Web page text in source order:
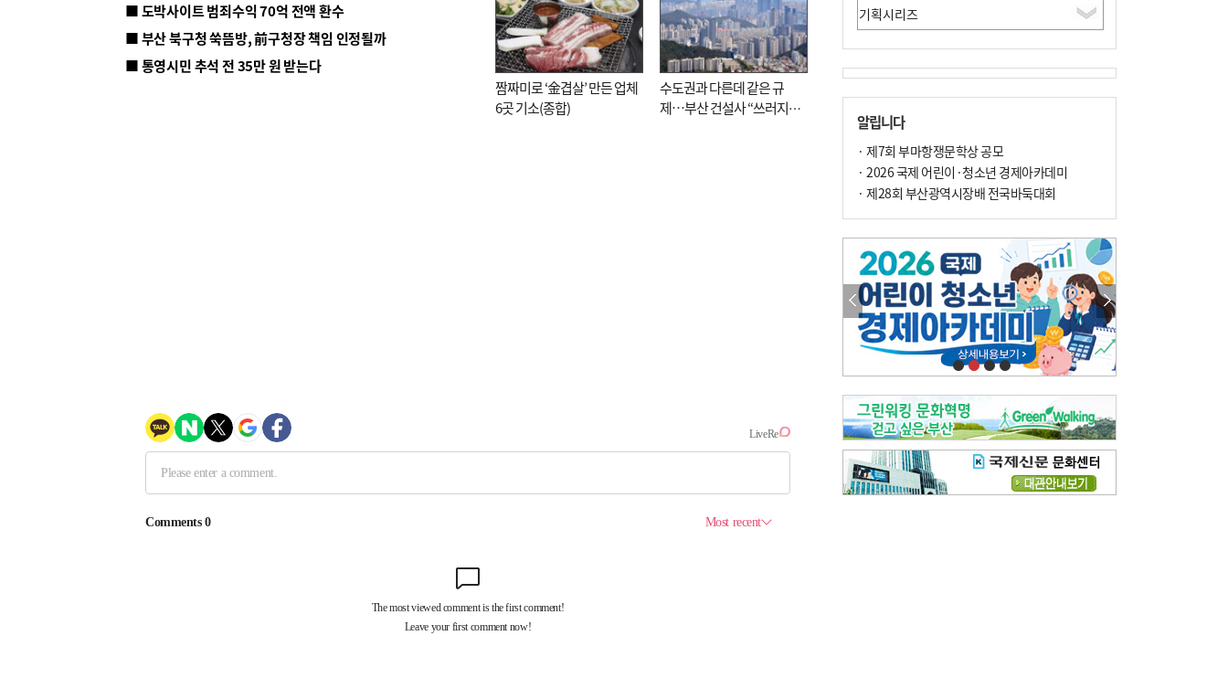
■ 도박사이트 범죄수익 70억 전액 환수
■ 부산 북구청 쑥뜸방, 前구청장 책임 인정될까
■ 통영시민 추석 전 35만 원 받는다
짬짜미로 ‘金겹살’ 만든 업체
6곳 기소(종합)
수도권과 다른데 같은 규
제…부산 건설사 “쓰러지기
알립니다
· 제7회 부마항쟁문학상 공모
· 2026 국제 어린이·청소년 경제아카데미
· 제28회 부산광역시장배 전국바둑대회